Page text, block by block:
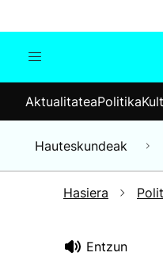
Munduko albisteak
AktualitateaPolitika
Hauteskundeak
Hasiera
Entzun